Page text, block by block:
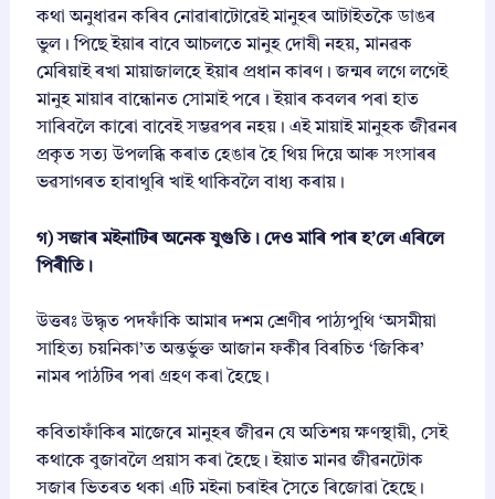
কথা অনুধাৱন কৰিব নোৱাৰাটোৱেই মানুহৰ আটাইতকৈ ডাঙৰ
ভুল। পিছে ইয়াৰ বাবে আচলতে মানুহ দোষী নহয়, মানৱক
মেৰিয়াই ৰখা মায়াজালহে ইয়াৰ প্ৰধান কাৰণ। জন্মৰ লগে লগেই
মানুহ মায়াৰ বান্ধোনত সোমাই পৰে। ইয়াৰ কবলৰ পৰা হাত
সাৰিবলৈ কাৰো বাবেই সম্ভৱপৰ নহয়। এই মায়াই মানুহক জীৱনৰ
প্ৰকৃত সত্য উপলব্ধি কৰাত হেঙাৰ হৈ থিয় দিয়ে আৰু সংসাৰৰ
ভৱসাগৰত হাবাথুৰি খাই থাকিবলৈ বাধ্য কৰায়।
গ) সজাৰ মইনাটিৰ অনেক যুগুতি। দেও মাৰি পাৰ হ’লে এৰিলে
পিৰীতি।
উত্তৰঃ উদ্ধৃত পদফাঁকি আমাৰ দশম শ্ৰেণীৰ পাঠ্যপুথি ‘অসমীয়া
সাহিত্য চয়নিকা’ত অন্তৰ্ভুক্ত আজান ফকীৰ বিৰচিত ‘জিকিৰ’
নামৰ পাঠটিৰ পৰা গ্ৰহণ কৰা হৈছে।
কবিতাফাঁকিৰ মাজেৰে মানুহৰ জীৱন যে অতিশয় ক্ষণস্থায়ী, সেই
কথাকে বুজাবলৈ প্ৰয়াস কৰা হৈছে। ইয়াত মানৱ জীৱনটোক
সজাৰ ভিতৰত থকা এটি মইনা চৰাইৰ সৈতে ৰিজোৱা হৈছে।